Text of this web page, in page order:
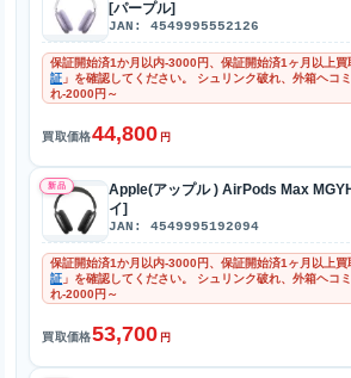
[パープル]
JAN: 4549995552126
保証開始済1か月以内-3000円、保証開始済1ヶ月以上買
証 」を確認してください。 シュリンク破れ、外箱ヘコ
れ-2000円～
買取価格44,800 円
新品
Apple(アップル ) AirPods Max
イ]
JAN: 4549995192094
保証開始済1か月以内-3000円、保証開始済1ヶ月以上買
証 」を確認してください。 シュリンク破れ、外箱ヘコ
れ-2000円～
買取価格53,700 円